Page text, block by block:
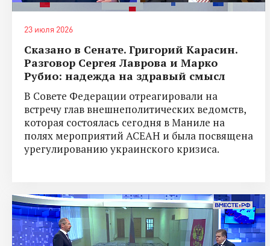
23 июля 2026
Сказано в Сенате. Григорий Карасин.
Разговор Сергея Лаврова и Марко
Рубио: надежда на здравый смысл
В Совете Федерации отреагировали на
встречу глав внешнеполитических ведомств,
которая состоялась сегодня в Маниле на
полях мероприятий АСЕАН и была посвящена
урегулированию украинского кризиса.